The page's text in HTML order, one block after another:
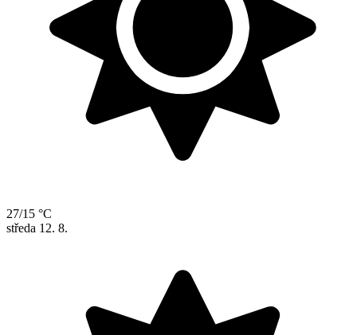
27/15 °C
středa 12. 8.